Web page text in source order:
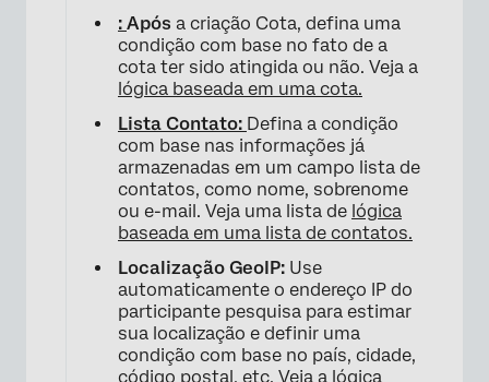
×
: Após a criação Cota, defina uma
condição com base no fato de a
cota ter sido atingida ou não. Veja a
lógica baseada em uma cota.
Lista Contato: Defina a condição
com base nas informações já
armazenadas em um campo lista de
contatos, como nome, sobrenome
ou e-mail. Veja uma lista de lógica
baseada em uma lista de contatos.
Localização GeoIP: Use
automaticamente o endereço IP do
participante pesquisa para estimar
sua localização e definir uma
condição com base no país, cidade,
código postal, etc. Veja a lógica